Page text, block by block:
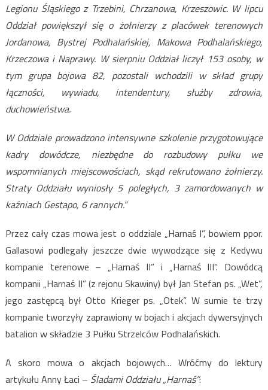
Legionu Śląskiego z Trzebini, Chrzanowa, Krzeszowic. W lipcu
Oddział powiększył się o żołnierzy z placówek terenowych
Jordanowa, Bystrej Podhalańskiej, Makowa Podhalańskiego,
Krzeczowa i Naprawy. W sierpniu Oddział liczył 153 osoby, w
tym grupa bojowa 82, pozostali wchodzili w skład grupy
łączności, wywiadu, intendentury, służby zdrowia,
duchowieństwa.
W Oddziale prowadzono intensywne szkolenie przygotowujące
kadry dowódcze, niezbędne do rozbudowy pułku we
wspomnianych miejscowościach, skąd rekrutowano żołnierzy.
Straty Oddziału wyniosły 5 poległych, 3 zamordowanych w
kaźniach Gestapo, 6 rannych.”
Przez cały czas mowa jest o oddziale „Harnaś I”, bowiem ppor.
Gallasowi podlegały jeszcze dwie wywodzące się z Kedywu
kompanie terenowe – „Harnaś II” i „Harnaś III”. Dowódcą
kompanii „Harnaś II” (z rejonu Skawiny) był Jan Stefan ps. „Wet”,
jego zastępcą był Otto Krieger ps. „Otek”. W sumie te trzy
kompanie tworzyły zaprawiony w bojach i akcjach dywersyjnych
batalion w składzie 3 Pułku Strzelców Podhalańskich.
A skoro mowa o akcjach bojowych… Wróćmy do lektury
artykułu Anny Łaci – Śladami Oddziału „Harnaś”: